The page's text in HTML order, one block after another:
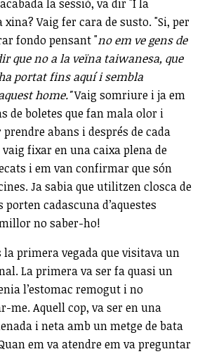
la sessió, va dir "I la
Vaig fer cara de susto. "Si, per
fondo pensant "no em ve gens de
que no a la veïna taiwanesa, que
portat fins aquí i sembla
home."Vaig somriure i ja em
de boletes que fan mala olor i
abans i després de cada
fixar en una caixa plena de
i em van confirmar que són
Ja sabia que utilitzen closca de
cadascuna d’aquestes
no saber-ho!
la primera vegada que visitava un
La primera va ser fa quasi un
l’estomac remogut i no
me. Aquell cop, va ser en una
i neta amb un metge de bata
em va atendre em va preguntar